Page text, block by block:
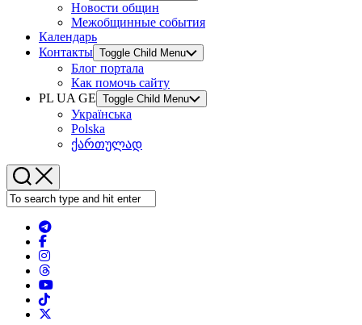
Новости общин
Межобщинные события
Календарь
Контакты Toggle Child Menu
Блог портала
Как помочь сайту
PL UA GE Toggle Child Menu
Українська
Polska
ქართულად